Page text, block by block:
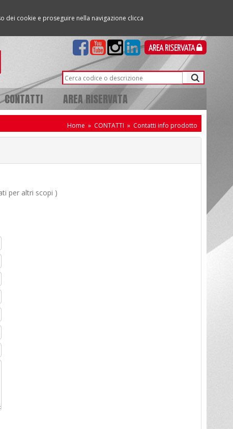
dei cookie e proseguire nella navigazione clicca
AREA RISERVATA
CONTATTI AREA RISERVATA
Home » CONTATTI » Contatti info prodotto
per altri scopi )